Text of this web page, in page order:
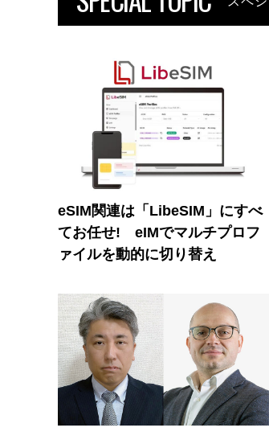
eSIM関連は「LibeSIM」にすべ
てお任せ! eIMでマルチプロフ
ァイルを動的に切り替え